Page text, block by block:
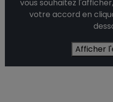
vous souhaitez
votre accord en
Afficher